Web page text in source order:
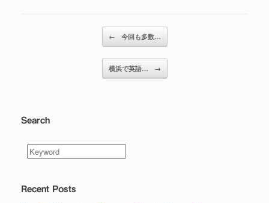
← 今回も多数…
横浜で英語… →
Search
Recent Posts